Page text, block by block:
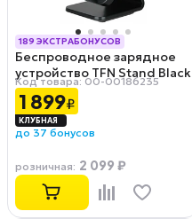
189 ЭКСТРАБОНУСОВ
РАССРОЧКА 0-0-12
Беспроводное зарядное
устройство TFN Stand Black
Код товара: 00-00186235
1 899₽
до 37 бонусов
розничная: 2 099 ₽